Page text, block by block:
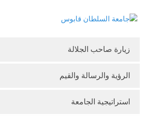
زيارة صاحب الجلالة
الرؤية والرسالة والقيم
استراتيجية الجامعة